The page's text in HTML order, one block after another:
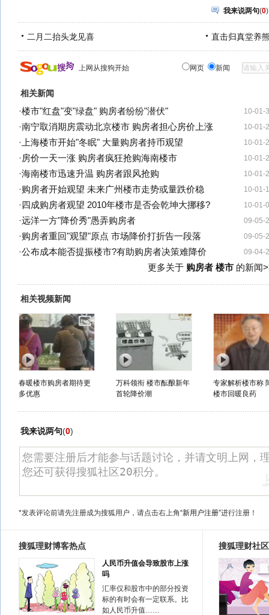
我来说两句(0)
二月二抬头龙见喜 直击归真堂养
上网从搜狗开始 网页 新闻
相关新闻
10-01-
·楼市"红盘"变"绿盘" 购房者纷纷"潜伏"
10-01-
·南宁取消期房震动北京楼市 购房者担心房价上涨
10-01-
· 上海楼市开始"冬眠" 大量购房者持币观望
10-01-
·房价一天一涨 购房者疯狂抢购海南楼市
10-01-
·海南楼市迅速升温 购房者跟风抢购
10-01-
·购房者开始观望 未来广州楼市走势或量跌价稳
10-01-
· 四成购房者观望 2010年楼市是否会乾坤大挪移?
09-05-
·远洋一方"降价秀"愚弄购房者
09-05-
·购房者重回"观望"原点 市场降价打折告一段落
09-04-
·公布成本能否提振楼市?有助购房者决策难降价
更多关于 购房者 楼市的新闻
相关视频新闻
春暖楼市购房者期待更
多优惠
万科领衔 楼市酝酿新年
首轮降价潮
专家解析楼市称
楼市回暖良药
我来说两句(0)
*发表评论前请先注册成为搜狐用户，请点击右上角“新用户注册”进行注册！
搜狐理财博客热点
人民币升值会导致股市上涨
吗
汇率仅和股市中的部分投资
标的有时会有一定联系。比
如人民币升值……
搜狐理财社